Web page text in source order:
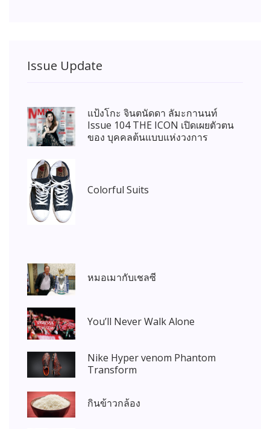
Issue Update
แป้งโกะ จินตนัดดา ลัมะกานนท์
Issue 104 THE ICON เปิดเผยตัวตน
ของ บุคคลต้นแบบแห่งวงการ
Colorful Suits
หมอเมากับเชลซี
You’ll Never Walk Alone
Nike Hyper venom Phantom
Transform
กินข้าวกล้อง